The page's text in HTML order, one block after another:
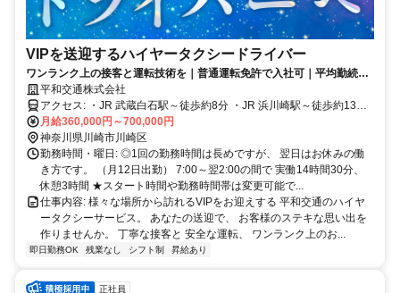
VIPを送迎するハイヤータクシードライバー
ワンランク上の接客と運転技術を｜普通運転免許で入社可｜平均勤続14
年 平和交通株式会社
アクセス: ・JR 武蔵白石駅～徒歩約8分 ・JR 浜川崎駅～徒歩約13分
★車通勤ＯＫ ★バイク通勤ＯＫ
月給360,000円～700,000円
神奈川県川崎市川崎区
勤務時間・曜日: ◎1回の勤務時間は長めですが、 翌日はお休みの働
き方です。 （月12日出勤） 7:00～翌2:00の間で 実働14時間30分、
休憩3時間 ★スタート時間や勤務時間帯は変更可能で...
仕事内容: 様々な場所から訪れるVIPをお迎えする 平和交通のハイヤ
ータクシーサービス。 あなたの送迎で、 お客様のステキな思い出を
作りませんか。 丁寧な接客と 安全な運転、 ワンランク上のお...
即日勤務OK 残業なし シフト制 昇給あり
正社員